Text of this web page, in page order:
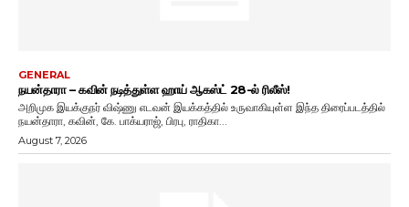
GENERAL
நயன்தாரா – கவின் நடித்துள்ள ஹாய் ஆகஸ்ட் 28-ல் ரிலீஸ்!
அறிமுக இயக்குநர் விஷ்ணு எடவன் இயக்கத்தில் உருவாகியுள்ள இந்த திரைப்படத்தில்
நயன்தாரா, கவின், கே. பாக்யராஜ், பிரபு, ராதிகா...
August 7, 2026